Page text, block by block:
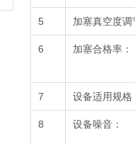
5 加塞真空度调
6 加塞合格率：
7 设备适用规格
8 设备噪音：